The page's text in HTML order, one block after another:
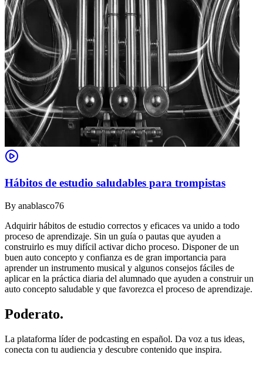
Hábitos de estudio saludables para trompistas
By anablasco76
Adquirir hábitos de estudio correctos y eficaces va unido a todo
proceso de aprendizaje. Sin un guía o pautas que ayuden a
construirlo es muy difícil activar dicho proceso. Disponer de un
buen auto concepto y confianza es de gran importancia para
aprender un instrumento musical y algunos consejos fáciles de
aplicar en la práctica diaria del alumnado que ayuden a construir un
auto concepto saludable y que favorezca el proceso de aprendizaje.
Poderato.
La plataforma líder de podcasting en español. Da voz a tus ideas,
conecta con tu audiencia y descubre contenido que inspira.